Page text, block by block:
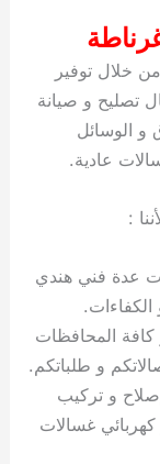
خلال توفير
تصليح و صيانة
الوسائل
عادية.
:
عدة فني هندي
المحافظات
و طلباتكم.
و تركيب
كهربائي غسالات